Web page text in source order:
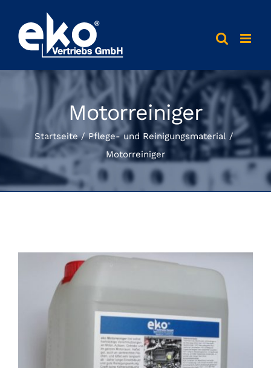
content
Motorreiniger
Startseite
Pflege- und Reinigungsmaterial
Motorreiniger